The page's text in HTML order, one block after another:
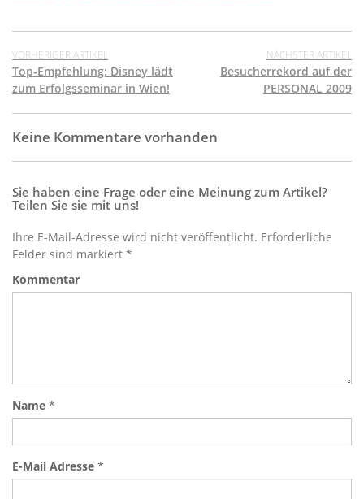
VORHERIGER ARTIKEL
Top-Empfehlung: Disney lädt
zum Erfolgsseminar in Wien!
NÄCHSTER ARTIKEL
Besucherrekord auf der
PERSONAL 2009
Keine Kommentare vorhanden
Sie haben eine Frage oder eine Meinung zum Artikel?
Teilen Sie sie mit uns!
Ihre E-Mail-Adresse wird nicht veröffentlicht. Erforderliche
Felder sind markiert *
Kommentar
Name *
E-Mail Adresse *